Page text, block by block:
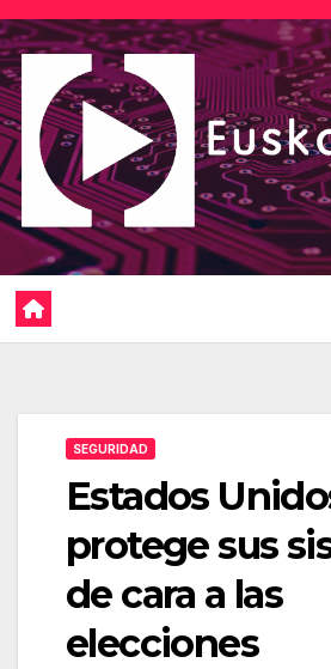
Saltar
al
contenido
SEGURIDAD
Estados
protege sus
de cara a las
elecciones